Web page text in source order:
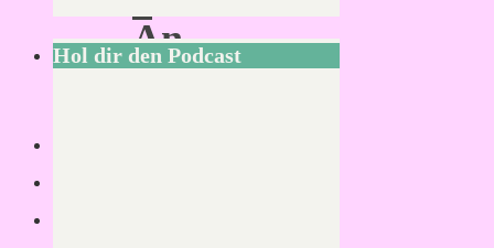
An
Irish
Hol dir den Podcast